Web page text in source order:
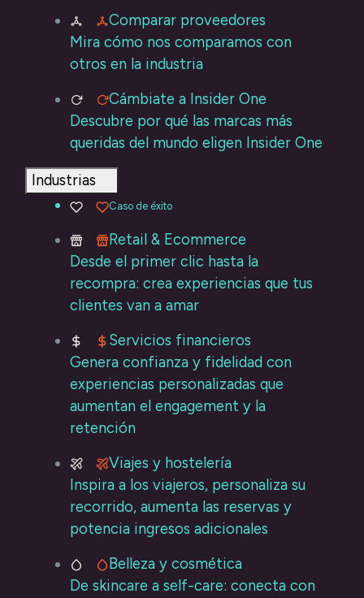
Comparar proveedores
Mira cómo nos comparamos con
otros en la industria
Cámbiate a Insider One
Descubre por qué las marcas más
queridas del mundo eligen Insider One
Industrias
Caso de éxito
Retail & Ecommerce
Desde el primer clic hasta la
recompra: crea experiencias que tus
clientes van a amar
Servicios financieros
Genera confianza y fidelidad con
experiencias personalizadas que
aumentan el engagement y la
retención
Viajes y hostelería
Inspira a los viajeros, personaliza su
recorrido, aumenta las reservas y
potencia ingresos adicionales
Belleza y cosmética
De skincare a self-care: conecta con